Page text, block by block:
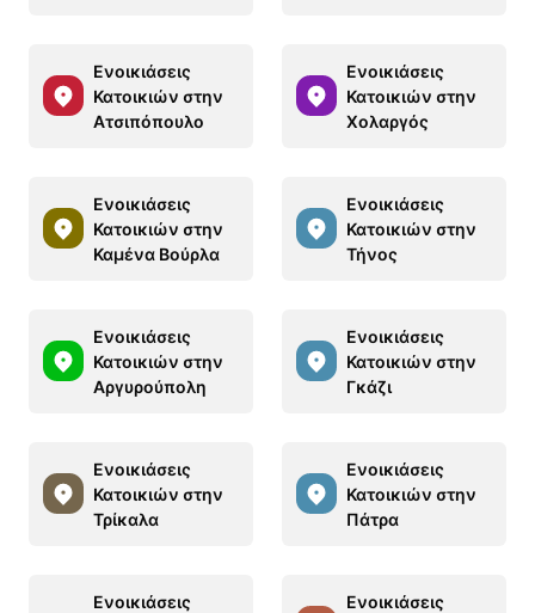
Ενοικιάσεις
Κατοικιών στην
Ατσιπόπουλο
Ενοικιάσεις
Κατοικιών στην
Χολαργός
Ενοικιάσεις
Κατοικιών στην
Καμένα Βούρλα
Ενοικιάσεις
Κατοικιών στην
Τήνος
Ενοικιάσεις
Κατοικιών στην
Αργυρούπολη
Ενοικιάσεις
Κατοικιών στην
Γκάζι
Ενοικιάσεις
Κατοικιών στην
Τρίκαλα
Ενοικιάσεις
Κατοικιών στην
Πάτρα
Ενοικιάσεις
Ενοικιάσεις